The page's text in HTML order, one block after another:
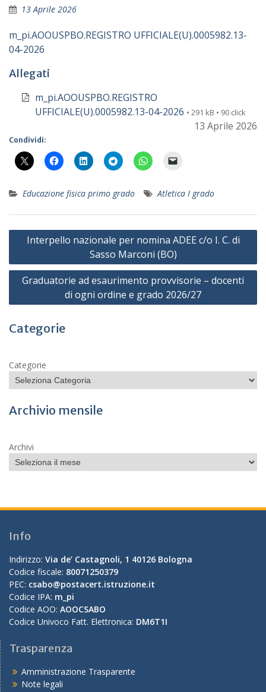
13 Aprile 2026
m_pi.AOOUSPBO.REGISTRO UFFICIALE(U).0005982.13-
04-2026
Allegati
m_pi.AOOUSPBO.REGISTRO
UFFICIALE(U).0005982.13-04-2026 • 291 kB • 90 click
13 Aprile 2026
Condividi:
Educazione fisica primo grado Atletica I grado
Navigazione
Interpello nazionale per nomina ADEE c/o I. C. di
Sasso Marconi (BO)
Graduatorie ad esaurimento provvisorie – docenti
di ogni ordine e grado 2026/27
Categorie
Categorie
Archivio mensile
Archivi
Info
Indirizzo: Via de’ Castagnoli, 1 40126 Bologna
Codice fiscale: 80071250379
PEC: csabo@postacert.istruzione.it
Codice IPA: m_pi
Codice AOO: AOOCSABO
Codice Univoco Fatt. Elettronica: DM6T1I
Trasparenza
Amministrazione Trasparente
Note legali